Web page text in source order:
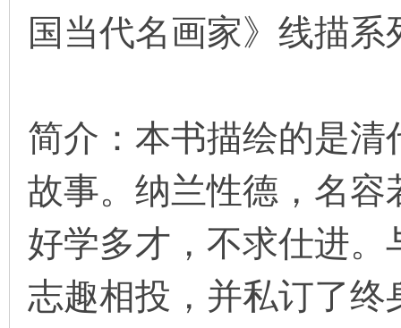
国当代名画家》线描系
简介：本书描绘的是
故事。纳兰性德，名
好学多才，不求仕进
志趣相投，并私订了